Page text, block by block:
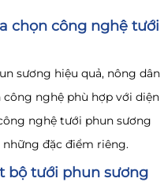
chọn công nghệ tưới
sương hiệu quả, nông dân
nghệ phù hợp với diện
nghệ tưới phun sương
đặc điểm riêng.
bộ tưới phun sương